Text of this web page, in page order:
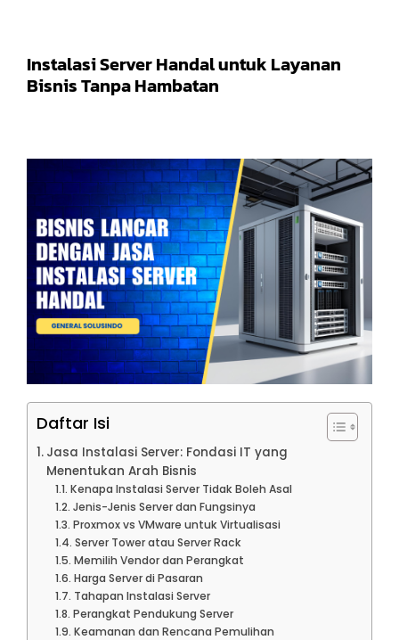
Instalasi Server Handal untuk Layanan
Bisnis Tanpa Hambatan
Daftar Isi
Jasa Instalasi Server: Fondasi IT yang
Menentukan Arah Bisnis
Kenapa Instalasi Server Tidak Boleh Asal
Jenis-Jenis Server dan Fungsinya
Proxmox vs VMware untuk Virtualisasi
Server Tower atau Server Rack
Memilih Vendor dan Perangkat
Harga Server di Pasaran
Tahapan Instalasi Server
Perangkat Pendukung Server
Keamanan dan Rencana Pemulihan